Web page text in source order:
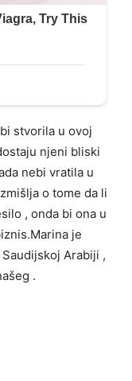
stvorila u ovoj
njeni bliski
nebi vratila u
o tome da li
, onda bi ona u
je
Arabiji ,
.